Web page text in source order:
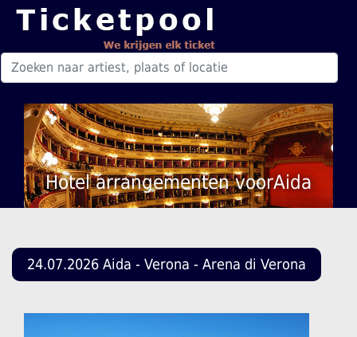
Hotel arrangementen voorAida
24.07.2026 Aida - Verona - Arena di Verona